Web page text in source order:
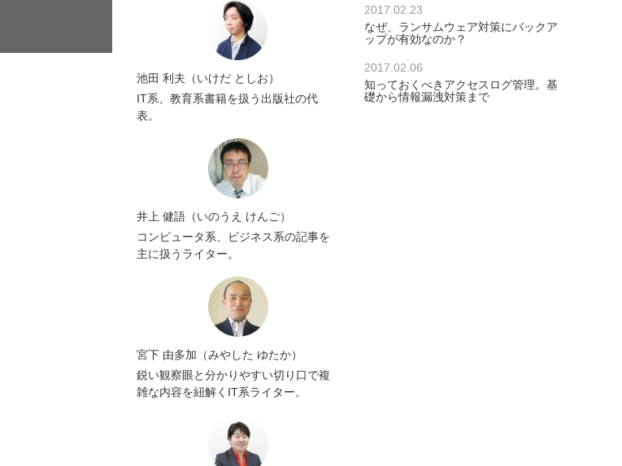
2017.02.23
なぜ、ランサムウェア対策にバックア
ップが有効なのか？
2017.02.06
知っておくべきアクセスログ管理。基
礎から情報漏洩対策まで
池田 利夫（いけだ としお）
IT系、教育系書籍を扱う出版社の代
表。
井上 健語（いのうえ けんご）
コンピュータ系、ビジネス系の記事を
主に扱うライター。
宮下 由多加（みやした ゆたか）
鋭い観察眼と分かりやすい切り口で複
雑な内容を紐解くIT系ライター。